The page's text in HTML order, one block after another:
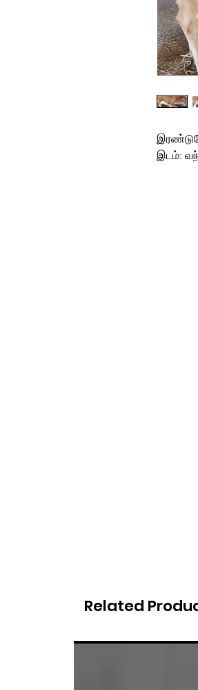
இடம்:
Related